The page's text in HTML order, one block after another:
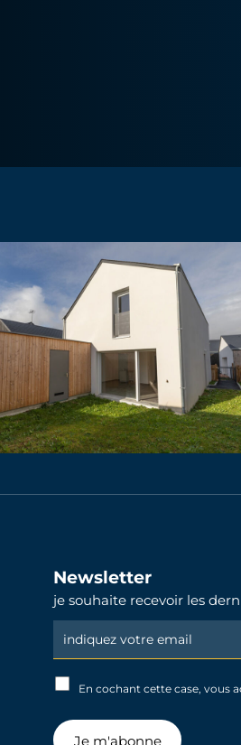
Newsletter
je souhaite recevoir les
Newsletter
Signup
En cochant cette case, vous
Je m'abonne